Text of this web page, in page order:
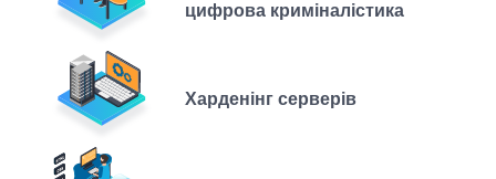
цифрова криміналістика
Харденінг серверів